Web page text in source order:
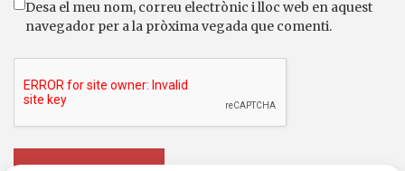
Desa el meu nom, correu electrònic i lloc web en aquest
navegador per a la pròxima vegada que comenti.